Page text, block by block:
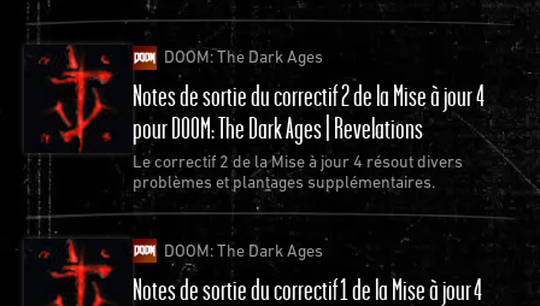
gratuitement pour Quake.
DOOM: The Dark Ages
Notes de sortie du correctif 2 de la Mise à jour 4
pour DOOM: The Dark Ages | Revelations
Le correctif 2 de la Mise à jour 4 résout divers
problèmes et plantages supplémentaires.
DOOM: The Dark Ages
Notes de sortie du correctif 1 de la Mise à jour 4